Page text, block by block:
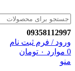
09358112997
ورود / فرم ثبت نام
0 موارد ۰ تومان
منو